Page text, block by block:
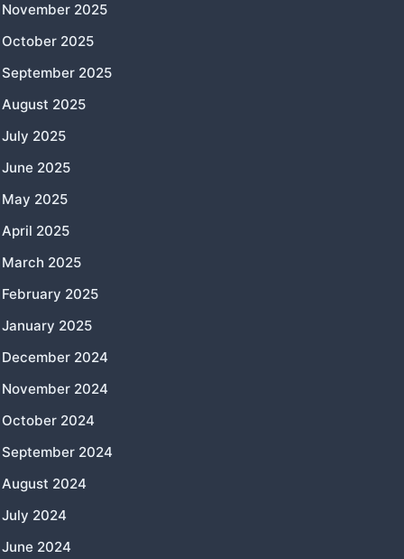
November 2025
October 2025
September 2025
August 2025
July 2025
June 2025
May 2025
April 2025
March 2025
February 2025
January 2025
December 2024
November 2024
October 2024
September 2024
August 2024
July 2024
June 2024